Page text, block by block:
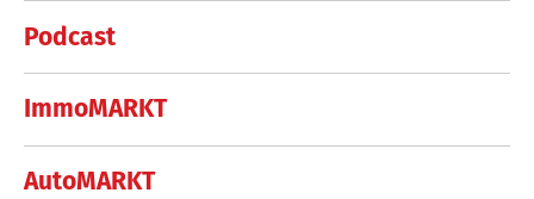
Podcast
ImmoMARKT
AutoMARKT